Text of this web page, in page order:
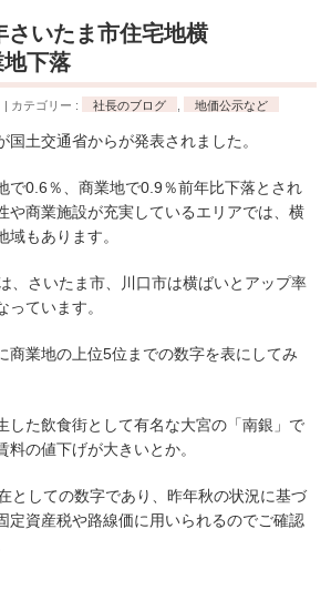
さいたま市住宅地横
下落
カテゴリー : 社長のブログ 地価公示など
国土交通省からが発表されました。
で0.6％、商業地で0.9％前年比下落とされ
や商業施設が充実しているエリアでは、横
域もあります。
、さいたま市、川口市は横ばいとアップ率
っています。
商業地の上位5位までの数字を表にしてみ
した飲食街として有名な大宮の「南銀」で
料の値下げが大きいとか。
としての数字であり、昨年秋の状況に基づ
定資産税や路線価に用いられるのでご確認